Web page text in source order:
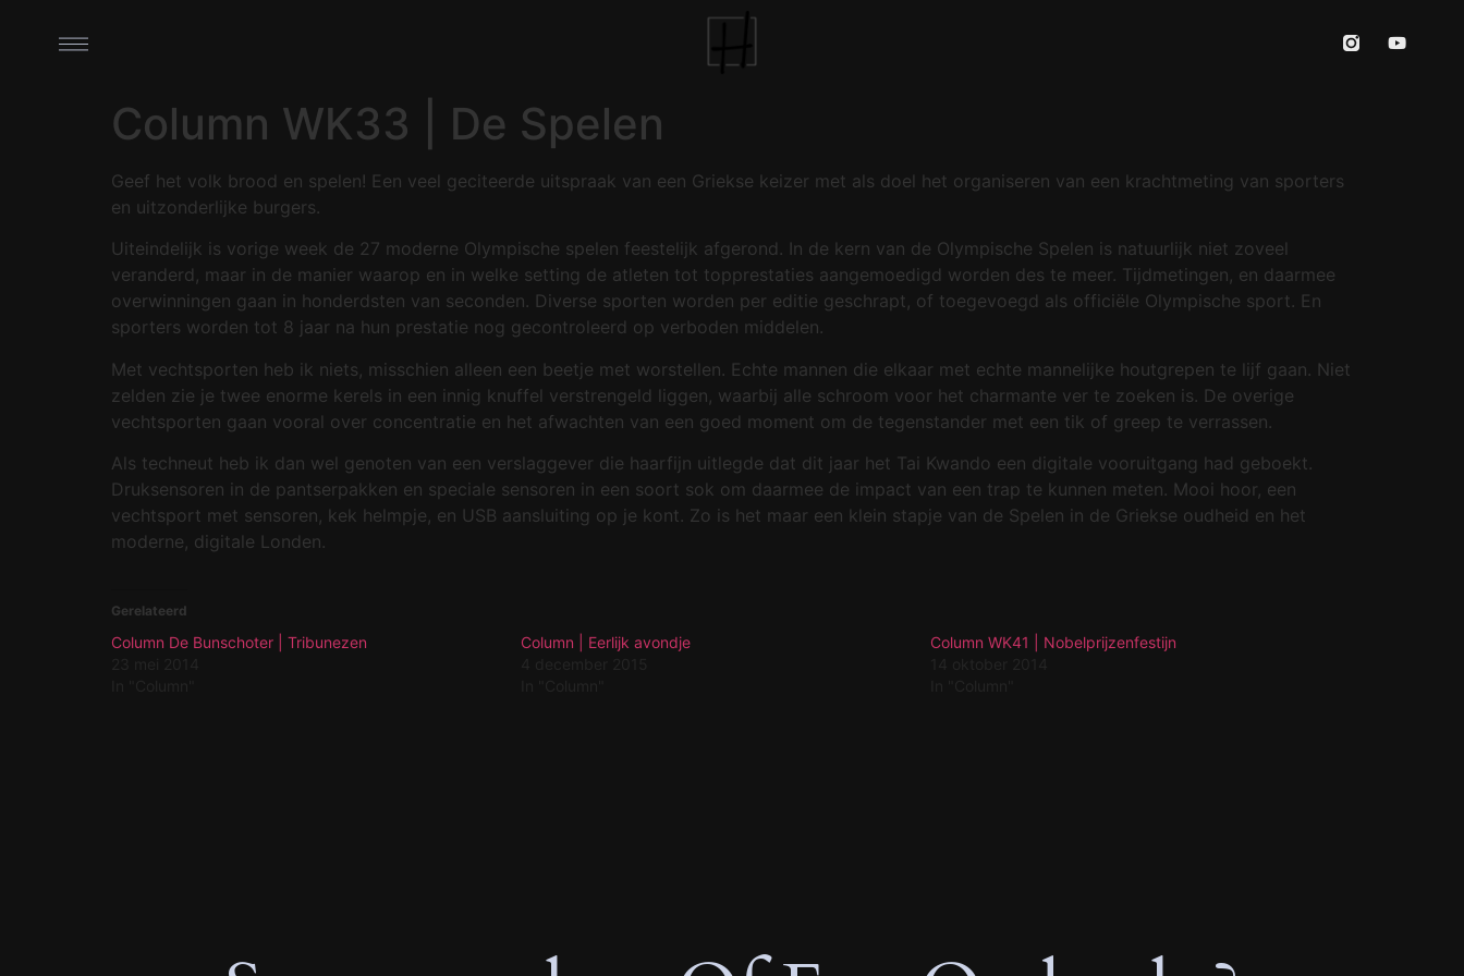
Column WK33 | De Spelen
Geef het volk brood en spelen! Een veel geciteerde uitspraak van een Griekse keizer met als doel het organiseren van een krachtmeting van sporters
en uitzonderlijke burgers.
Uiteindelijk is vorige week de 27 moderne Olympische spelen feestelijk afgerond. In de kern van de Olympische Spelen is natuurlijk niet zoveel
veranderd, maar in de manier waarop en in welke setting de atleten tot topprestaties aangemoedigd worden des te meer. Tijdmetingen, en daarmee
overwinningen gaan in honderdsten van seconden. Diverse sporten worden per editie geschrapt, of toegevoegd als officiële Olympische sport. En
sporters worden tot 8 jaar na hun prestatie nog gecontroleerd op verboden middelen.
Met vechtsporten heb ik niets, misschien alleen een beetje met worstellen. Echte mannen die elkaar met echte mannelijke houtgrepen te lijf gaan. Niet
zelden zie je twee enorme kerels in een innig knuffel verstrengeld liggen, waarbij alle schroom voor het charmante ver te zoeken is. De overige
vechtsporten gaan vooral over concentratie en het afwachten van een goed moment om de tegenstander met een tik of greep te verrassen.
Als techneut heb ik dan wel genoten van een verslaggever die haarfijn uitlegde dat dit jaar het Tai Kwando een digitale vooruitgang had geboekt.
Druksensoren in de pantserpakken en speciale sensoren in een soort sok om daarmee de impact van een trap te kunnen meten. Mooi hoor, een
vechtsport met sensoren, kek helmpje, en USB aansluiting op je kont. Zo is het maar een klein stapje van de Spelen in de Griekse oudheid en het
moderne, digitale Londen.
Gerelateerd
Column De Bunschoter | Tribunezen
Column | Eerlijk avondje
Column WK41 | Nobelprijzenfestijn